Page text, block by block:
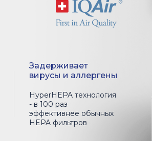
Задерживает
вирусы и аллергены
HyperHEPA технология
- в 100 раз
эффективнее обычных
HEPA фильтров